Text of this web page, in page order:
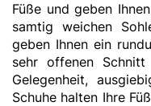
Füße und geben
samtig weichen
geben Ihnen ein
sehr offenen
Gelegenheit,
Schuhe halten Ihre